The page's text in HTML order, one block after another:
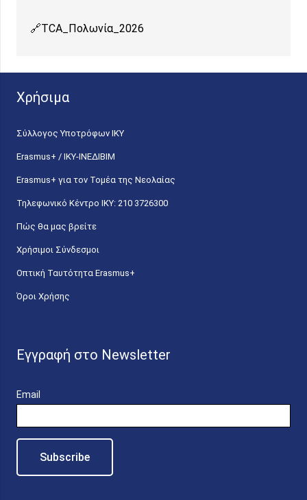
TCA_Πολωνία_2026
Χρήσιμα
Σύλλογος Υποτρόφων ΙΚΥ
Erasmus+ / ΙΚΥ-ΙΝΕΔΙΒΙΜ
Erasmus+ για τον Τομέα της Νεολαίας
Τηλεφωνικό Κέντρο IKY: 210 3726300
Πώς θα μας βρείτε
Χρήσιμοι Σύνδεσμοι
Οπτική Ταυτότητα Erasmus+
Όροι Χρήσης
Εγγραφή στο Newsletter
Email